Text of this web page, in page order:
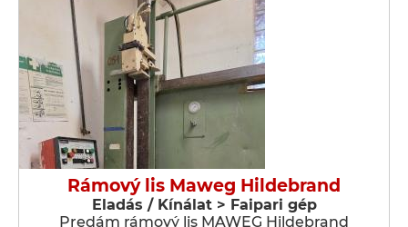
Rámový lis Maweg Hildebrand
Eladás / Kínálat > Faipari gép
Predám rámový lis MAWEG Hildebrand